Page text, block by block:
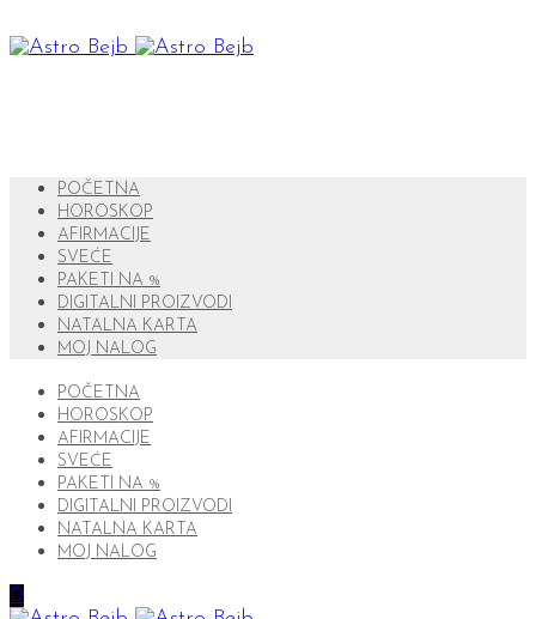
POČETNA
HOROSKOP
AFIRMACIJE
SVEĆE
PAKETI NA %
DIGITALNI PROIZVODI
NATALNA KARTA
MOJ NALOG
POČETNA
HOROSKOP
AFIRMACIJE
SVEĆE
PAKETI NA %
DIGITALNI PROIZVODI
NATALNA KARTA
MOJ NALOG
0